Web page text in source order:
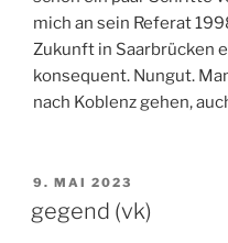
mich an sein Referat
Zukunft in Saarbrücken
konsequent. Nungut.
nach Koblenz gehen,
VERÖFFENTLICHT
9. MAI 2023
gegend (vk)